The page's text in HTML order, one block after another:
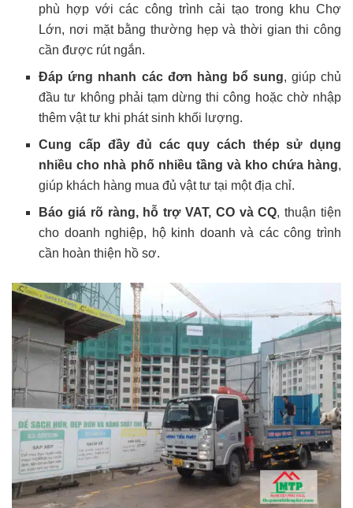
phù hợp với các công trình cải tạo trong khu Chợ
Lớn, nơi mặt bằng thường hẹp và thời gian thi công
cần được rút ngắn.
Đáp ứng nhanh các đơn hàng bổ sung, giúp chủ
đầu tư không phải tạm dừng thi công hoặc chờ nhập
thêm vật tư khi phát sinh khối lượng.
Cung cấp đầy đủ các quy cách thép sử dụng
nhiều cho nhà phố nhiều tầng và kho chứa hàng,
giúp khách hàng mua đủ vật tư tại một địa chỉ.
Báo giá rõ ràng, hỗ trợ VAT, CO và CQ, thuận tiện
cho doanh nghiệp, hộ kinh doanh và các công trình
cần hoàn thiện hồ sơ.